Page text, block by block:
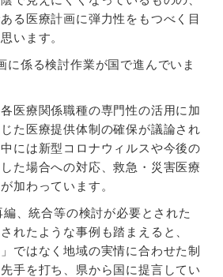
る医療計画に弾力性をもつべく目
います。
に係る検討作業が国で進んでいま
医療関係職種の専門性の活用に加
た医療提供体制の確保が議論され
には新型コロナウィルスや今後の
た場合への対応、救急・災害医療
加わっています。
、統合等の検討が必要とされた
れたような事例も踏まえると、
ではなく地域の実情に合わせた制
手を打ち、県から国に提言してい